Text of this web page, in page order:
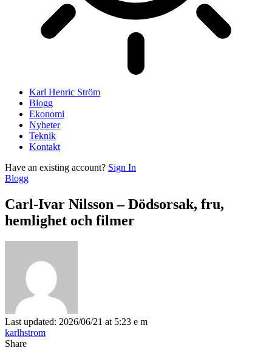
Karl Henric Ström
Blogg
Ekonomi
Nyheter
Teknik
Kontakt
Have an existing account? Sign In
Blogg
Carl-Ivar Nilsson – Dödsorsak, fru,
hemlighet och filmer
Last updated: 2026/06/21 at 5:23 e m
karlhstrom
Share